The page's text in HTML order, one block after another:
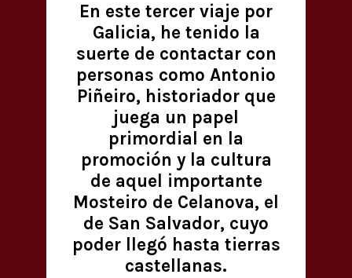
En este tercer viaje por
Galicia, he tenido la
suerte de contactar con
personas como Antonio
Piñeiro, historiador que
juega un papel
primordial en la
promoción y la cultura
de aquel importante
Mosteiro de Celanova, el
de San Salvador, cuyo
poder llegó hasta tierras
castellanas.